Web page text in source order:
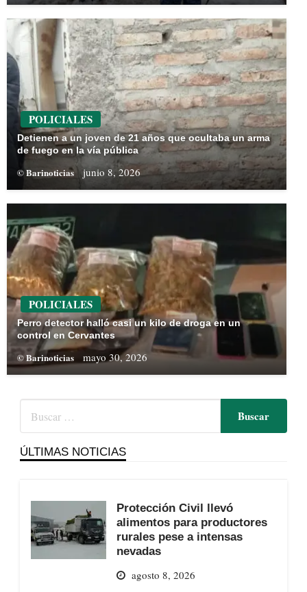
POLICIALES
Detienen a un joven de 21 años que ocultaba un arma
de fuego en la vía pública
© Barinoticias junio 8, 2026
POLICIALES
Perro detector halló casi un kilo de droga en un
control en Cervantes
© Barinoticias mayo 30, 2026
ÚLTIMAS NOTICIAS
Protección Civil llevó
alimentos para productores
rurales pese a intensas
nevadas
agosto 8, 2026